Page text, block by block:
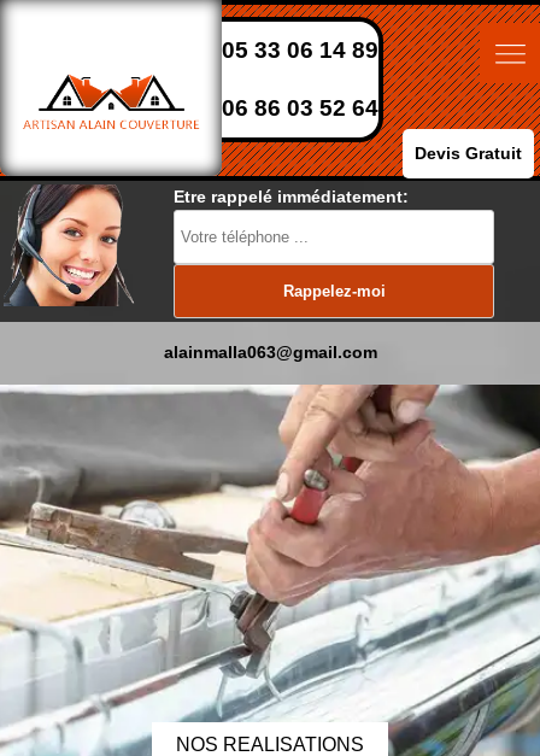
05 33 06 14 89
06 86 03 52 64
Devis Gratuit
Etre rappelé immédiatement:
alainmalla063@gmail.com
NOS REALISATIONS